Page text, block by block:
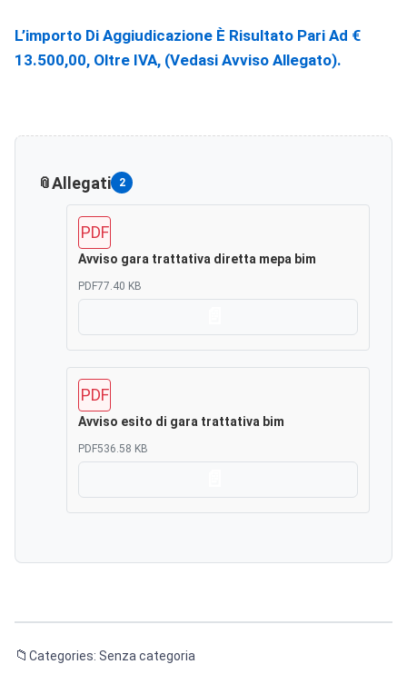
L’importo Di Aggiudicazione È Risultato Pari Ad €
13.500,00, Oltre IVA, (vedasi Avviso Allegato).
Allegati 2
PDF
Avviso gara trattativa diretta mepa bim
PDF77.40 KB
PDF
Avviso esito di gara trattativa bim
PDF536.58 KB
Categories: Senza categoria